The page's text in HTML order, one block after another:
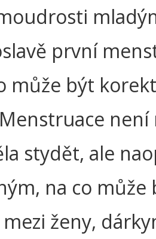
první
může být
není
stydět, ale
na co může
ženy,